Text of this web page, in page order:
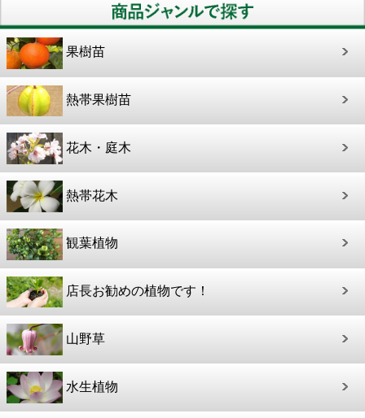
果樹苗
熱帯果樹苗
花木・庭木
熱帯花木
観葉植物
店長お勧めの植物です！
山野草
水生植物